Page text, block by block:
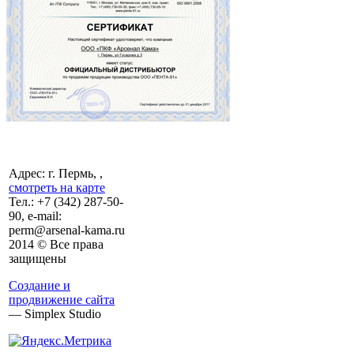
Адрес: г. Пермь, ,
смотреть на карте
Тел.: +7 (342) 287-50-
90, e-mail:
perm@arsenal-kama.ru
2014 © Все права
защищены
Создание и
продвижение сайта
— Simplex Studio